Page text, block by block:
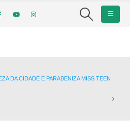
DA CIDADE E PARABENIZA MISS TEEN